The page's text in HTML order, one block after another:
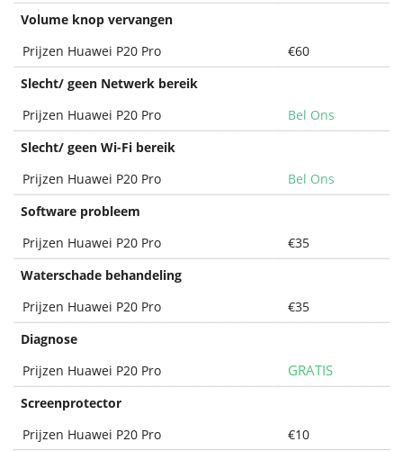
Volume knop vervangen
Prijzen Huawei P20 Pro
€60
Slecht/ geen Netwerk bereik
Prijzen Huawei P20 Pro
Bel Ons
Slecht/ geen Wi-Fi bereik
Prijzen Huawei P20 Pro
Bel Ons
Software probleem
Prijzen Huawei P20 Pro
€35
Waterschade behandeling
Prijzen Huawei P20 Pro
€35
Diagnose
Prijzen Huawei P20 Pro
GRATIS
Screenprotector
Prijzen Huawei P20 Pro
€10